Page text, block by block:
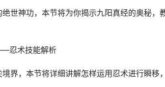
世神功，本节将为你揭示九阳真经的奥秘，
忍术技能解析
界，本节将详细讲解怎样运用忍术进行瞬移